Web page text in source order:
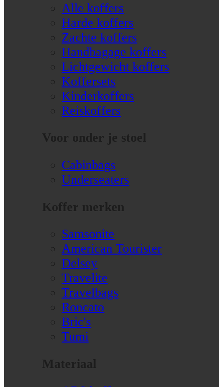
Alle koffers
Harde koffers
Zachte koffers
Handbagage koffers
Lichtgewicht koffers
Koffersets
Kinderkoffers
Reiskoffers
Voor onder je stoel
Cabinbags
Underseaters
Koffer merken
Samsonite
American Tourister
Delsey
Travelite
Travelbags
Roncato
Bric's
Tumi
Materiaal